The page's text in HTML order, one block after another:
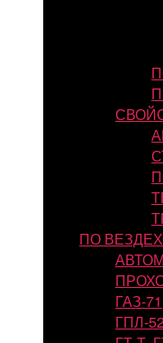
ПО
ГАЗ-71
ГПЛ-